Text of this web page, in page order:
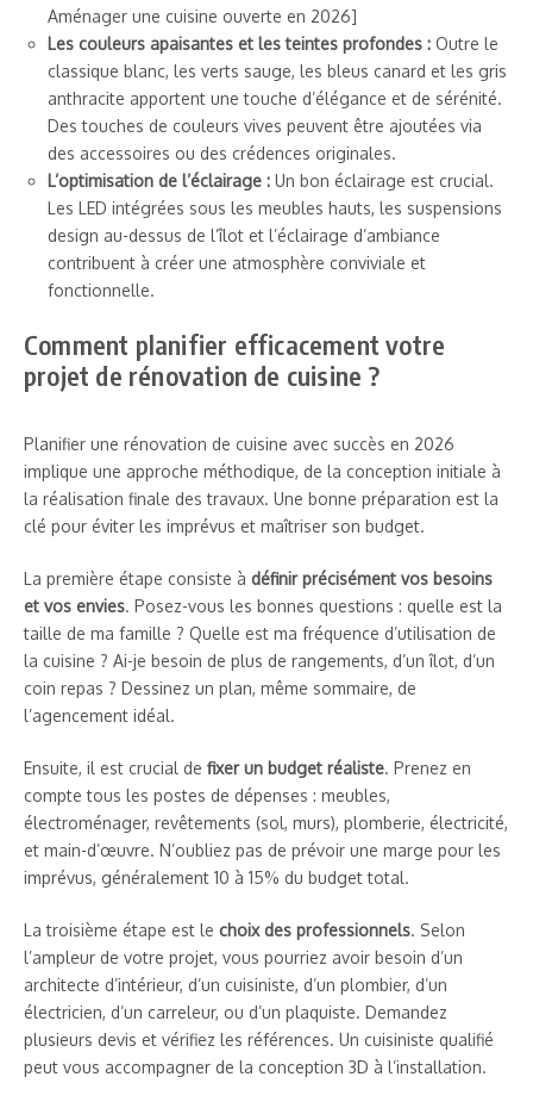
Aménager une cuisine ouverte en 2026]
Les couleurs apaisantes et les teintes profondes : Outre le
classique blanc, les verts sauge, les bleus canard et les gris
anthracite apportent une touche d’élégance et de sérénité.
Des touches de couleurs vives peuvent être ajoutées via
des accessoires ou des crédences originales.
L’optimisation de l’éclairage : Un bon éclairage est crucial.
Les LED intégrées sous les meubles hauts, les suspensions
design au-dessus de l’îlot et l’éclairage d’ambiance
contribuent à créer une atmosphère conviviale et
fonctionnelle.
Comment planifier efficacement votre
projet de rénovation de cuisine ?
Planifier une rénovation de cuisine avec succès en 2026
implique une approche méthodique, de la conception initiale à
la réalisation finale des travaux. Une bonne préparation est la
clé pour éviter les imprévus et maîtriser son budget.
La première étape consiste à définir précisément vos besoins
et vos envies. Posez-vous les bonnes questions : quelle est la
taille de ma famille ? Quelle est ma fréquence d’utilisation de
la cuisine ? Ai-je besoin de plus de rangements, d’un îlot, d’un
coin repas ? Dessinez un plan, même sommaire, de
l’agencement idéal.
Ensuite, il est crucial de fixer un budget réaliste. Prenez en
compte tous les postes de dépenses : meubles,
électroménager, revêtements (sol, murs), plomberie, électricité,
et main-d’œuvre. N’oubliez pas de prévoir une marge pour les
imprévus, généralement 10 à 15% du budget total.
La troisième étape est le choix des professionnels. Selon
l’ampleur de votre projet, vous pourriez avoir besoin d’un
architecte d’intérieur, d’un cuisiniste, d’un plombier, d’un
électricien, d’un carreleur, ou d’un plaquiste. Demandez
plusieurs devis et vérifiez les références. Un cuisiniste qualifié
peut vous accompagner de la conception 3D à l’installation.